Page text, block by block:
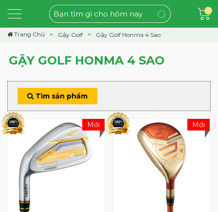
Trang Chủ Gậy Golf Gậy Golf Honma 4 Sao
GẬY GOLF HONMA 4 SAO
Tìm sản phẩm
Mới Mới